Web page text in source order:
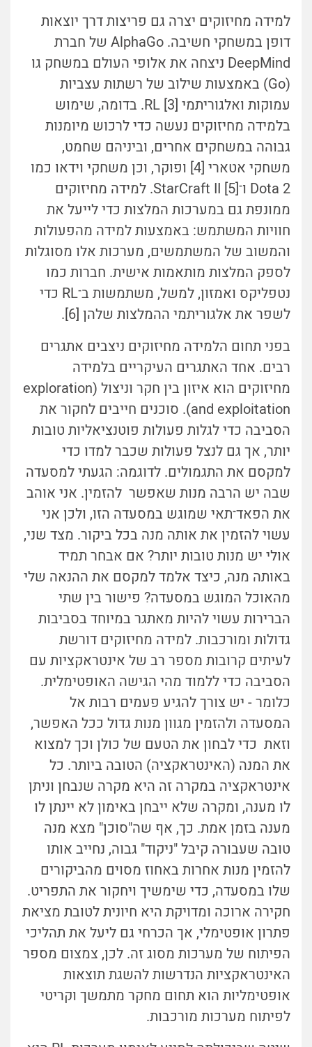
למידה מחיזוקים יצרה גם פריצות דרך יוצאות
דופן במשחקי חשיבה. AlphaGo של חברת
DeepMind ניצחה את אלופי העולם במשחק גו
(Go) באמצעות שילוב של רשתות עצביות
עמוקות ואלגוריתמי RL [3]. בדומה, שימוש
בלמידה מחיזוקים נעשה כדי לרכוש מיומנות
גבוהה במשחקים אחרים, וביניהם שחמט,
משחקי אטארי [4] ופוקר, וכן משחקי וידאו כמו
Dota 2 ו־StarCraft II [5]. למידה מחיזוקים
ממונפת גם במערכות המלצות כדי לייעל את
חוויות המשתמש: באמצעות למידה מהפעולות
והמשוב של המשתמשים, מערכות אלו מסוגלות
לספק המלצות מותאמות אישית. חברות כמו
נטפליקס ואמזון, למשל, משתמשות ב־RL כדי
לשפר את אלגוריתמי ההמלצות שלהן [6].
בפני תחום הלמידה מחיזוקים ניצבים אתגרים
רבים. אחד האתגרים העיקריים בלמידה
מחיזוקים הוא איזון בין חקר וניצול (exploration
and exploitation). סוכנים חייבים לחקור את
הסביבה כדי לגלות פעולות פוטנציאליות טובות
יותר, אך גם לנצל פעולות שכבר למדו כדי
למקסם את התגמולים. לדוגמה: הגעתי למסעדה
שבה יש הרבה מנות שאפשר להזמין. אני אוהב
את הפאד־תאי שמוגש במסעדה הזו, ולכן אני
עשוי להזמין את אותה מנה בכל ביקור. מצד שני,
אולי יש מנות טובות יותר? אם אבחר תמיד
באותה מנה, כיצד אלמד למקסם את ההנאה שלי
מהאוכל המוגש במסעדה? פישור בין שתי
הברירות עשוי להיות מאתגר במיוחד בסביבות
גדולות ומורכבות. למידה מחיזוקים דורשת
לעיתים קרובות מספר רב של אינטראקציות עם
הסביבה כדי ללמוד מהי הגישה האופטימלית.
כלומר - יש צורך להגיע פעמים רבות אל
המסעדה ולהזמין מגוון מנות גדול ככל האפשר,
וזאת כדי לבחון את הטעם של כולן וכך למצוא
את המנה (האינטראקציה) הטובה ביותר. כל
אינטראקציה במקרה זה היא מקרה שנבחן וניתן
לו מענה, ומקרה שלא ייבחן באימון לא יינתן לו
מענה בזמן אמת. כך, אף שה"סוכן" מצא מנה
טובה שעבורה קיבל "ניקוד" גבוה, נחייב אותו
להזמין מנות אחרות באחוז מסוים מהביקורים
שלו במסעדה, כדי שימשיך ויחקור את התפריט.
חקירה ארוכה ומדויקת היא חיונית לטובת מציאת
פתרון אופטימלי, אך הכרחי גם ליעל את תהליכי
הפיתוח של מערכות מסוג זה. לכן, צמצום מספר
האינטראקציות הנדרשות להשגת תוצאות
אופטימליות הוא תחום מחקר מתמשך וקריטי
לפיתוח מערכות מורכבות.